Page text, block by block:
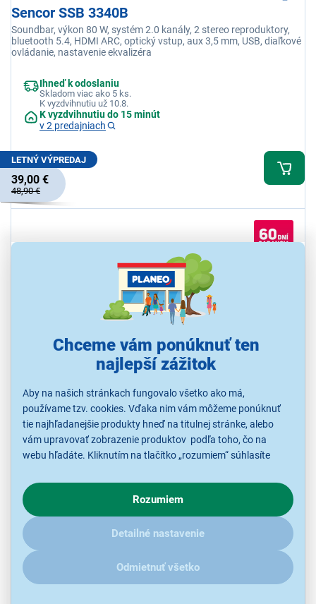
Chceme vám ponúknuť ten
najlepší zážitok
Aby na našich stránkach fungovalo všetko ako má,
používame tzv. cookies. Vďaka nim vám môžeme ponúknuť
tie najhľadanejšie produkty hneď na titulnej stránke, alebo
vám upravovať zobrazenie produktov podľa toho, čo na
webu hľadáte. Kliknutím na tlačítko „rozumiem“ súhlasíte
o chovaní na webe pre zobrazovaní cielených reklám.
V prípade že vás zaujímajú detaily, ako u nás s cookies a
ďalšími údaji pracujeme, kliknitesem.
Rozumiem
Detailné nastavenie
Odmietnuť všetko
Sencor SSB 3340B
Soundbar, výkon 80 W, systém 2.0 kanály, 2 stereo reproduktory,
bluetooth 5.4, HDMI ARC, optický vstup, aux 3,5 mm, USB, diaľkové
ovládanie, nastavenie ekvalizéra
Ihneď k odoslaniu
Skladom viac ako 5 ks.
K vyzdvihnutiu už 10.8.
K vyzdvihnutiu do 15 minút
v 2 predajniach
LETNÝ VÝPREDAJ
39,00 €
48,90 €
4,8100x
Sencor SSB 4460BS
výšok, 3D stereofónny priestorový zvuk, dva zabudované
subwoofery, Bluetooth 5.3, manuálne nastavenie basov a výšok
Ihneď k odoslaniu
Skladom viac ako 5 ks.
K vyzdvihnutiu už 10.8.
79,90 €